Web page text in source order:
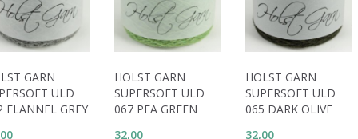
GARN
ULD
FLANNEL GREY
HOLST GARN
SUPERSOFT ULD
067 PEA GREEN
32,00
HOLST GARN
SUPERSOFT ULD
065 DARK OLIVE
32,00